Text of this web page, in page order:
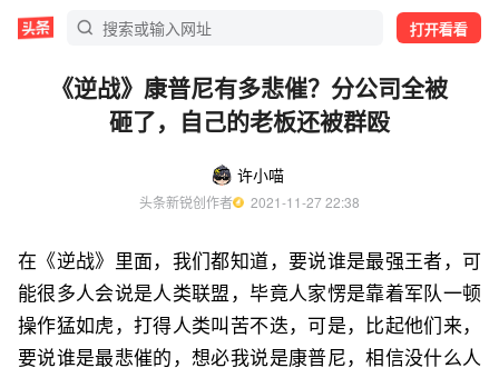
打开看看
《逆战》康普尼有多悲催？分公司全被
砸了，自己的老板还被群殴
许小喵
头条新锐创作者
  2021-11-27 22:38
在《逆战》里面，我们都知道，要说谁是最强王者，可
能很多人会说是人类联盟，毕竟人家愣是靠着军队一顿
操作猛如虎，打得人类叫苦不迭，可是，比起他们来，
要说谁是最悲催的，想必我说是康普尼，相信没什么人